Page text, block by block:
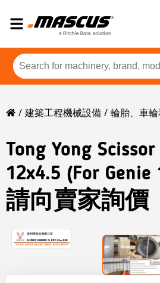
建築工程機械設備 輪胎、車
Tong Yong
12x4.5 (for Genie
請向賣家詢價